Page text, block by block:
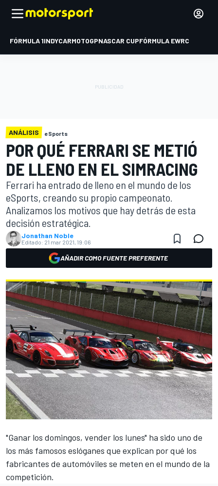
FÓRMULA 1INDYCARMOTOGPNASCAR CUPFÓRMULA EWRC
ANÁLISIS eSports
POR QUÉ FERRARI SE METIÓ
DE LLENO EN EL SIMRACING
Ferrari ha entrado de lleno en el mundo de los
eSports, creando su propio campeonato.
Analizamos los motivos que hay detrás de esta
decisión estratégica.
Jonathan Noble
Editado: 21 mar 2021, 19:06
AÑADIR COMO FUENTE PREFERENTE
"Ganar los domingos, vender los lunes" ha sido uno de
los más famosos eslóganes que explican por qué los
fabricantes de automóviles se meten en el mundo de la
competición.